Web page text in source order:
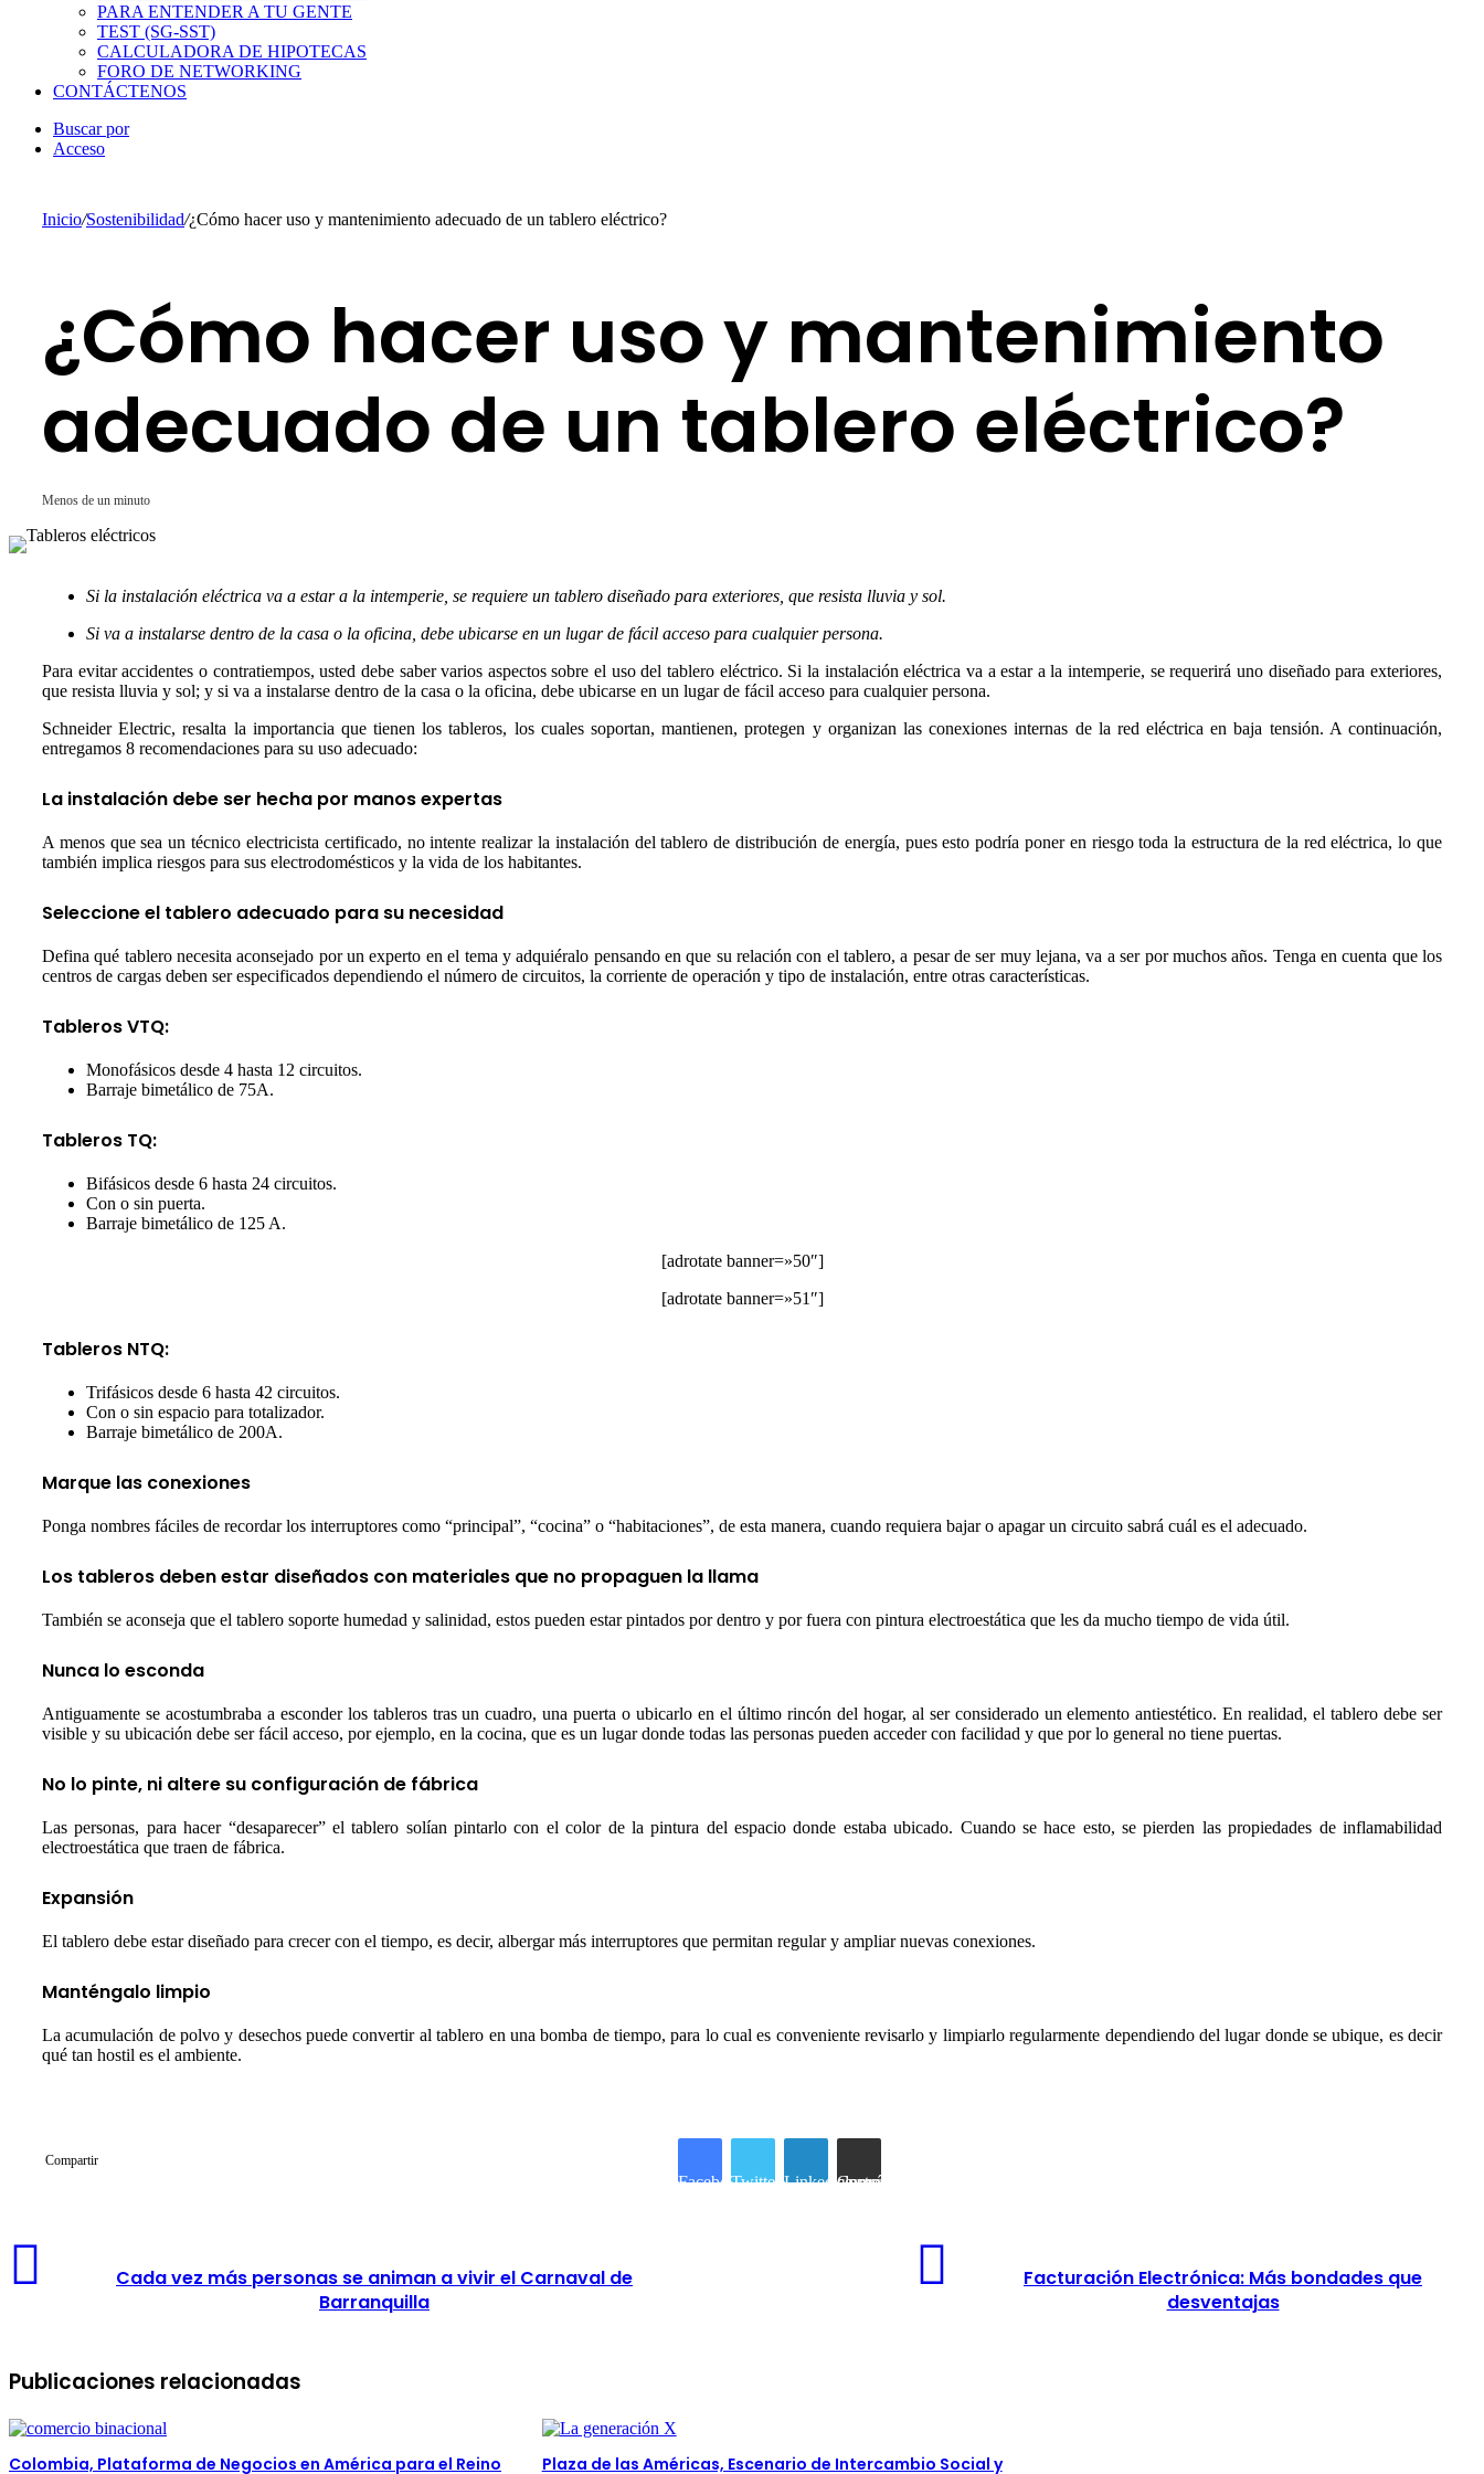
PARA ENTENDER A TU GENTE
TEST (SG-SST)
CALCULADORA DE HIPOTECAS
FORO DE NETWORKING
CONTÁCTENOS
Buscar por
Acceso
Inicio/Sostenibilidad/¿Cómo hacer uso y mantenimiento adecuado de un tablero eléctrico?
¿Cómo hacer uso y mantenimiento
adecuado de un tablero eléctrico?
Menos de un minuto
Si la instalación eléctrica va a estar a la intemperie, se requiere un tablero diseñado para exteriores, que resista lluvia y sol.
Si va a instalarse dentro de la casa o la oficina, debe ubicarse en un lugar de fácil acceso para cualquier persona.
Para evitar accidentes o contratiempos, usted debe saber varios aspectos sobre el uso del tablero eléctrico. Si la instalación eléctrica va a estar a la intemperie, se requerirá uno diseñado para exteriores,
que resista lluvia y sol; y si va a instalarse dentro de la casa o la oficina, debe ubicarse en un lugar de fácil acceso para cualquier persona.
Schneider Electric, resalta la importancia que tienen los tableros, los cuales soportan, mantienen, protegen y organizan las conexiones internas de la red eléctrica en baja tensión. A continuación,
entregamos 8 recomendaciones para su uso adecuado:
La instalación debe ser hecha por manos expertas
A menos que sea un técnico electricista certificado, no intente realizar la instalación del tablero de distribución de energía, pues esto podría poner en riesgo toda la estructura de la red eléctrica, lo que
también implica riesgos para sus electrodomésticos y la vida de los habitantes.
Seleccione el tablero adecuado para su necesidad
Defina qué tablero necesita aconsejado por un experto en el tema y adquiéralo pensando en que su relación con el tablero, a pesar de ser muy lejana, va a ser por muchos años. Tenga en cuenta que los
centros de cargas deben ser especificados dependiendo el número de circuitos, la corriente de operación y tipo de instalación, entre otras características.
Tableros VTQ:
Monofásicos desde 4 hasta 12 circuitos.
Barraje bimetálico de 75A.
Tableros TQ:
Bifásicos desde 6 hasta 24 circuitos.
Con o sin puerta.
Barraje bimetálico de 125 A.
[adrotate banner=»50″]
[adrotate banner=»51″]
Tableros NTQ:
Trifásicos desde 6 hasta 42 circuitos.
Con o sin espacio para totalizador.
Barraje bimetálico de 200A.
Marque las conexiones
Ponga nombres fáciles de recordar los interruptores como “principal”, “cocina” o “habitaciones”, de esta manera, cuando requiera bajar o apagar un circuito sabrá cuál es el adecuado.
Los tableros deben estar diseñados con materiales que no propaguen la llama
También se aconseja que el tablero soporte humedad y salinidad, estos pueden estar pintados por dentro y por fuera con pintura electroestática que les da mucho tiempo de vida útil.
Nunca lo esconda
Antiguamente se acostumbraba a esconder los tableros tras un cuadro, una puerta o ubicarlo en el último rincón del hogar, al ser considerado un elemento antiestético. En realidad, el tablero debe ser
visible y su ubicación debe ser fácil acceso, por ejemplo, en la cocina, que es un lugar donde todas las personas pueden acceder con facilidad y que por lo general no tiene puertas.
No lo pinte, ni altere su configuración de fábrica
Las personas, para hacer “desaparecer” el tablero solían pintarlo con el color de la pintura del espacio donde estaba ubicado. Cuando se hace esto, se pierden las propiedades de inflamabilidad
electroestática que traen de fábrica.
Expansión
El tablero debe estar diseñado para crecer con el tiempo, es decir, albergar más interruptores que permitan regular y ampliar nuevas conexiones.
Manténgalo limpio
La acumulación de polvo y desechos puede convertir al tablero en una bomba de tiempo, para lo cual es conveniente revisarlo y limpiarlo regularmente dependiendo del lugar donde se ubique, es decir
qué tan hostil es el ambiente.
Compartir
FacebookTwitter LinkedInCompartir por correo electrónico
Cada vez más personas se animan a vivir el Carnaval de
Barranquilla
Facturación Electrónica: Más bondades que
desventajas
Publicaciones relacionadas
Colombia, Plataforma de Negocios en América para el Reino
Plaza de las Américas, Escenario de Intercambio Social y